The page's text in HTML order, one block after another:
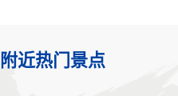
附近热门景点